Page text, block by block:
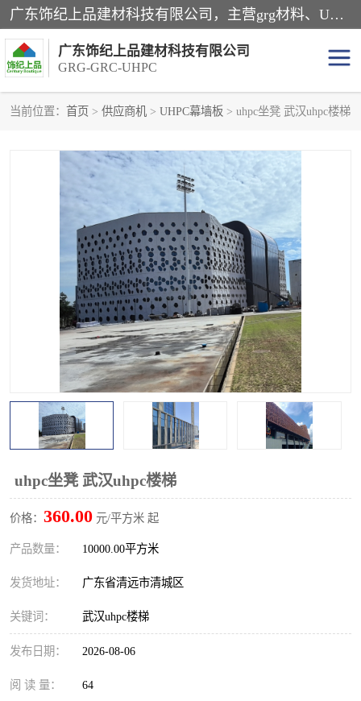
广东饰纪上品建材科技有限公司，主营grg材料、UHPC板、grc构件、uhpc幕墙板、grg厂家、grc厂家、uhpc厂家、GRG吊顶、grg石膏板、grg构件、外墙grc线条、grg造型、grg材料定制，uhpc高性能混凝土，uhpc构件，uhpc镂空挂板，grg材料生产厂家，广东grg厂家，广东grc厂家，联系方式*，2万平厂房，如果您对我公司的产品服务感兴趣，请联系我们。
广东饰纪上品建材科技有限公司
GRG-GRC-UHPC
当前位置： 首页 > 供应商机 > UHPC幕墙板 > uhpc坐凳 武汉uhpc楼梯
uhpc坐凳 武汉uhpc楼梯
价格： 360.00 元/平方米 起
产品数量： 10000.00平方米
发货地址： 广东省清远市清城区
关键词： 武汉uhpc楼梯
发布日期： 2026-08-06
阅 读 量： 64
发泡陶瓷装饰构件
GRC厂家
GRG吊顶 GRG材料生产厂家
UHPC幕墙板 GRC树池坐凳
UHPC树池坐凳